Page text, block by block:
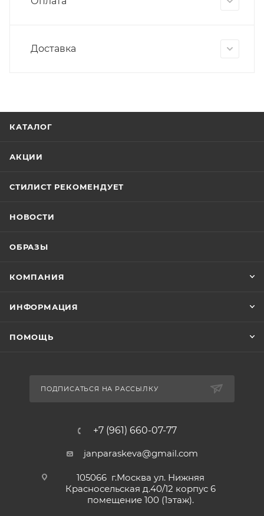
Доставка
КАТАЛОГ
АКЦИИ
СТИЛИСТ РЕКОМЕНДУЕТ
НОВОСТИ
ОБРАЗЫ
КОМПАНИЯ
ИНФОРМАЦИЯ
ПОМОЩЬ
ПОДПИСАТЬСЯ НА РАССЫЛКУ
+7 (961) 660-07-77
janparaskeva@gmail.com
105066 г.Москва ул. Нижняя
Красносельская д.40/12 корпус 6
помещение 100 (1этаж).